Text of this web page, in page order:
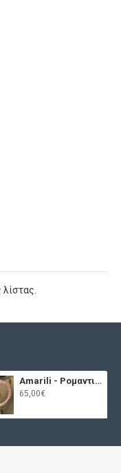
Amarili - Ρομαντικά στέφανα γάμου
65,00€